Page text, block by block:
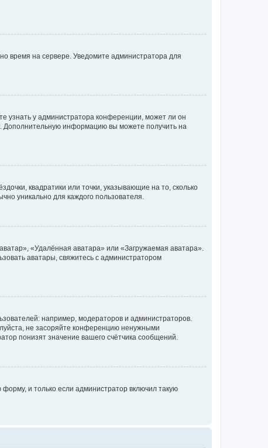
время на сервере. Уведомите администратора для
узнать у администратора конференции, может ли он
Дополнительную информацию вы можете получить на
квадратики или точки, указывающие на то, сколько
уникально для каждого пользователя.
«Удалённая аватара» или «Загружаемая аватара».
аватары, свяжитесь с администратором
например, модераторов и администраторов.
не засоряйте конференцию ненужными
понизят значение вашего счётчика сообщений.
и только если администратор включил такую